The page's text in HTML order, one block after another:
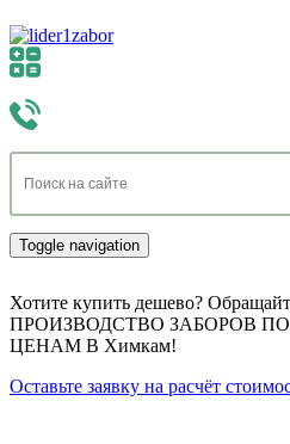
Toggle navigation
Хотите купить дешево?
ПРОИЗВОДСТВО ЗАБОРОВ
ЦЕНАМ В Химкам!
Оставьте заявку на расчёт